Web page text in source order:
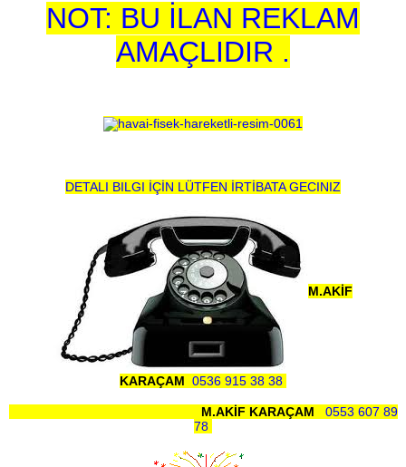
NOT: BU İLAN REKLAM
AMAÇLIDIR .
DETALI BILGI İÇİN LÜTFEN İRTİBATA GECINIZ
M.AKİF
KARAÇAM 0536 915 38 38
M.AKİF KARAÇAM 0553 607 89
78